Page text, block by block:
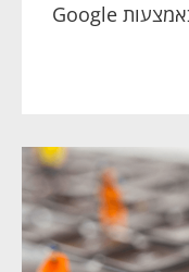
של דפי נחיתה ל- Google Ads באמצעות Google